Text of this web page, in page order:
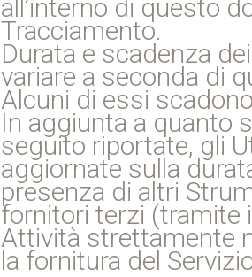
all’interno di questo
Tracciamento.
Durata e scadenza
variare a seconda di
Alcuni di essi
In aggiunta a quanto
seguito riportate, gli
aggiornate sulla
presenza di altri
fornitori terzi (tramite
Attività strettamente
la fornitura del